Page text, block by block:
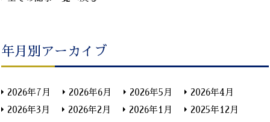
年月別アーカイブ
2026年7月 2026年6月 2026年5月
2026年4月
2026年3月
2026年2月 2026年1月
2025年12月